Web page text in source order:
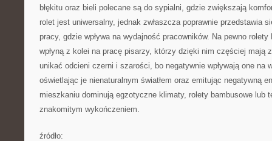
błękitu oraz bieli polecane są do sypialni, gdzie zwiększają
rolet jest uniwersalny, jednak zwłaszcza poprawnie przedstawia
pracy, gdzie wpływa na wydajność pracowników. Na pewno
wpłyną z kolei na pracę pisarzy, którzy dzięki nim częściej mają
unikać odcieni czerni i szarości, bo negatywnie wpływają one na
oświetlając je nienaturalnym światłem oraz emitując negatywną
mieszkaniu dominują egzotyczne klimaty, rolety bambusowe lub
znakomitym wykończeniem.
źródło: